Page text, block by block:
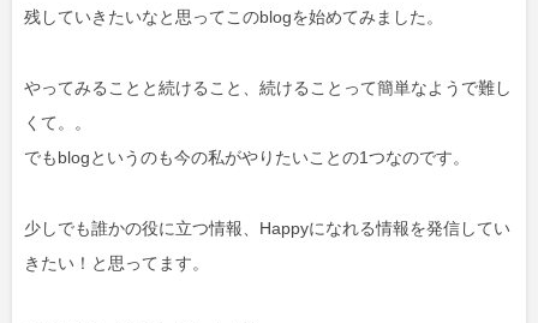
残していきたいなと思ってこのblogを始めてみました。
やってみることと続けること、続けることって簡単なようで難し
くて。。
でもblogというのも今の私がやりたいことの1つなのです。
少しでも誰かの役に立つ情報、Happyになれる情報を発信してい
きたい！と思ってます。